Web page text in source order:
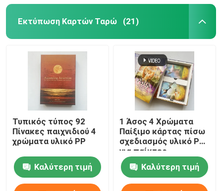
Εκτύπωση Καρτών Ταρώ (21)
Τυπικός τύπος 92
Πίνακες παιχνιδιού 4
χρώματα υλικό PP
Καλύτερη τιμή
1 Άσος 4 Χρώματα
Παίξιμο κάρτας πίσω
σχεδιασμός υλικό PP
για παίκτες
Καλύτερη τιμή